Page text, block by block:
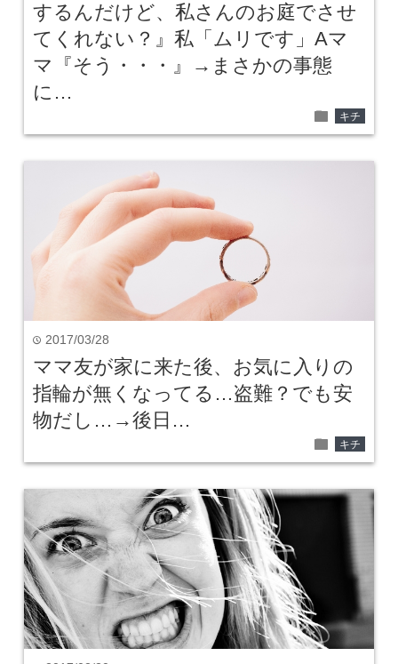
するんだけど、私さんのお庭でさせ
てくれない？』私「ムリです」Aマ
マ『そう・・・』→まさかの事態
に…
folder キチ
time 2017/03/28
ママ友が家に来た後、お気に入りの
指輪が無くなってる…盗難？でも安
物だし…→後日…
folder キチ